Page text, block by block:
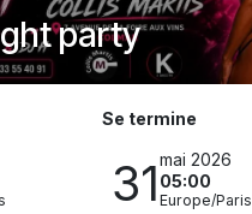
party
Se termine
31mai 2026
05:00
Europe/Paris